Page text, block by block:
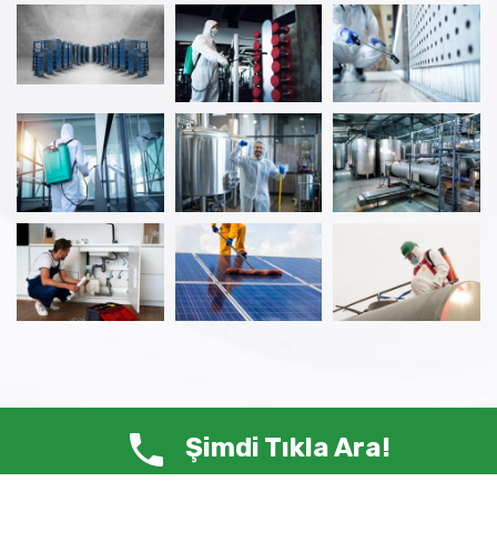
© Copyright 2025 ANTİ HAŞERE – Tüm Hakları Saklıdır.
Şimdi Tıkla Ara!